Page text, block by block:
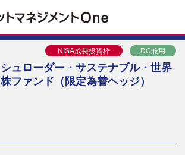
NISA成長投資枠 DC兼用
シュローダー・サステナブル・世界
株ファンド（限定為替ヘッジ）